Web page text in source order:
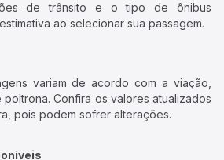
de trânsito e o tipo de ônibus
ao selecionar sua passagem.
variam de acordo com a viação,
Confira os valores atualizados
pois podem sofrer alterações.